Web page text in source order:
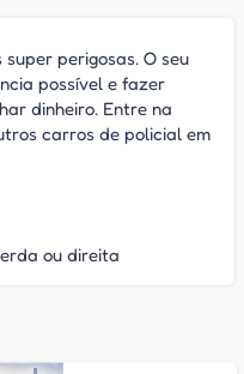
perigosas. O seu
possível e fazer
dinheiro. Entre na
carros de policial em
ou direita